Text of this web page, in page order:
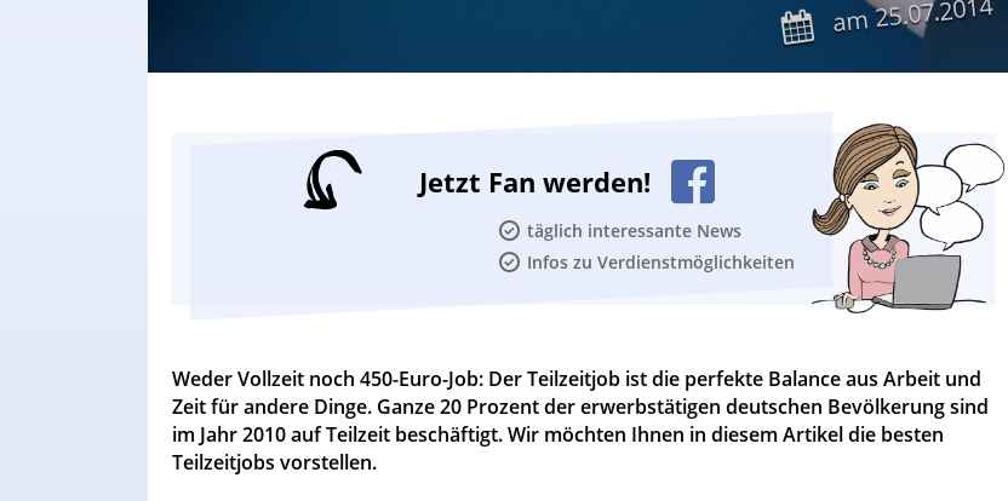
am25.07.2014
Jetzt Fan werden!
täglich interessante News
Infos zu Verdienstmöglichkeiten
Weder Vollzeit noch 450-Euro-Job: Der Teilzeitjob ist die perfekte Balance aus Arbeit und
Zeit für andere Dinge. Ganze 20 Prozent der erwerbstätigen deutschen Bevölkerung sind
im Jahr 2010 auf Teilzeit beschäftigt. Wir möchten Ihnen in diesem Artikel die besten
Teilzeitjobs vorstellen.